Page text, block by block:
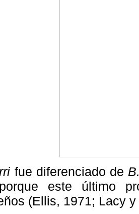
fue diferenciado de
este último
(Ellis, 1971; Lacy